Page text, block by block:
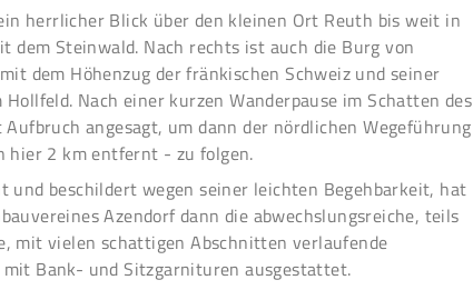
herrlicher Blick über den kleinen Ort Reuth bis weit in
dem Steinwald. Nach rechts ist auch die Burg von
dem Höhenzug der fränkischen Schweiz und seiner
Hollfeld. Nach einer kurzen Wanderpause im Schatten des
angesagt, um dann der nördlichen Wegeführung
hier 2 km entfernt - zu folgen.
und beschildert wegen seiner leichten Begehbarkeit, hat
Azendorf dann die abwechslungsreiche, teils
mit vielen schattigen Abschnitten verlaufende
mit Bank- und Sitzgarnituren ausgestattet.